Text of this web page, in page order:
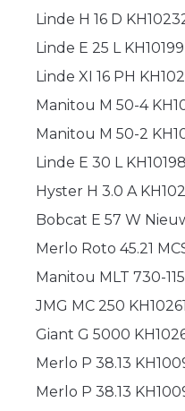
Linde H 16 D
Linde E 25 L KH10199
Linde XI 16 PH
Manitou M 50-4
Manitou M 50-2
Linde E 30 L KH10198
Hyster H 3.0 A
Bobcat E 57 W
Merlo Roto 45.21
Manitou MLT 730-
JMG MC 250 KH10261
Giant G 5000
Merlo P 38.13
Merlo P 38.13